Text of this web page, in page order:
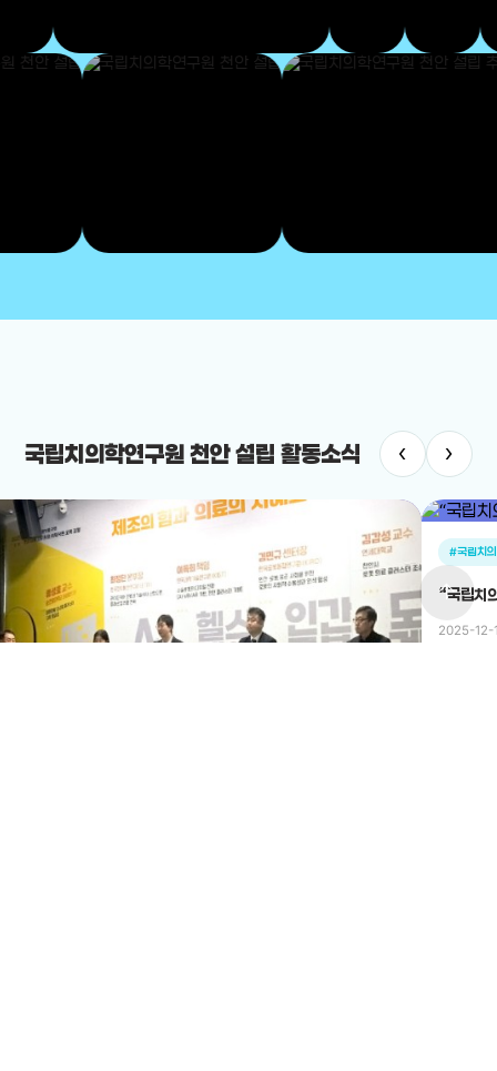
국립치의학연구원 천안 설립 활동소식 ‹ ›
#국립치
“국립치
2025-12-
arrow_upward